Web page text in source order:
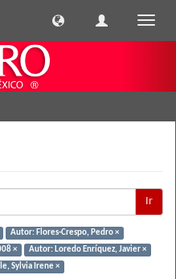
Ir
Autor: Flores-Crespo, Pedro ×
×
Autor: Loredo Enríquez, Javier ×
Sylvia Irene ×